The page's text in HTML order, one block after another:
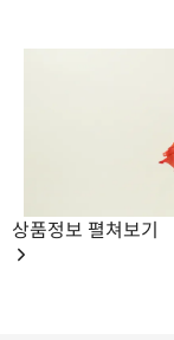
상품정보 펼쳐보기